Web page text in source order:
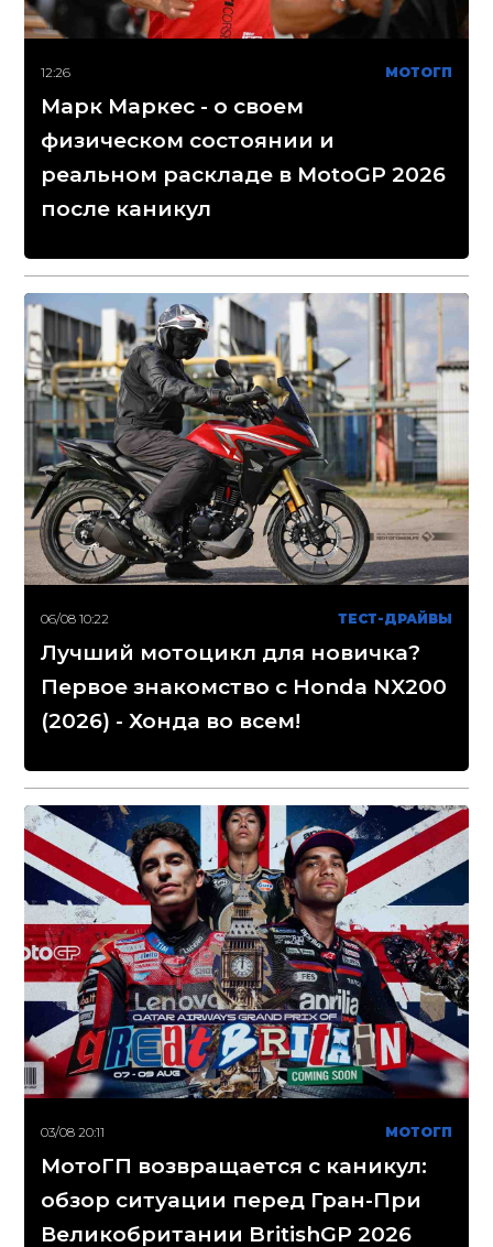
12:26 МОТОГП
Марк Маркес - о своем
физическом состоянии и
реальном раскладе в MotoGP 2026
после каникул
06/08 10:22 ТЕСТ-ДРАЙВЫ
Лучший мотоцикл для новичка?
Первое знакомство с Honda NX200
(2026) - Хонда во всем!
03/08 20:11 МОТОГП
МотоГП возвращается с каникул:
обзор ситуации перед Гран-При
Великобритании BritishGP 2026